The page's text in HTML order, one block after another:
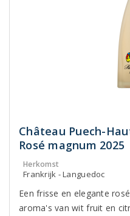
Château Puech-
Rosé magnum 2025
Herkomst
Frankrijk - Languedoc
Een frisse en elegante
aroma's van wit fruit en